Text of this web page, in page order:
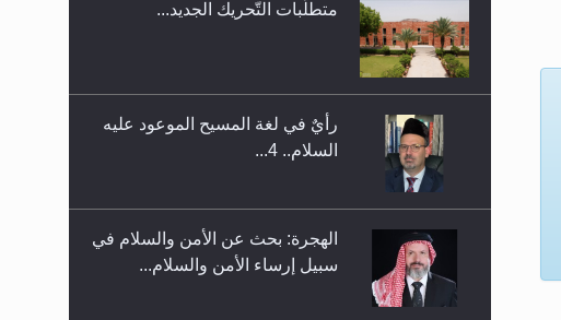
رأيٌ في لغة المسيح الموعود عليه
الهجرة: بحث عن الأمن والسلام في
سبيل إرساء الأمن والسلام...
رأيٌ في لغة المسيح الموعود عليه
السلام ..«3» نظرة في شعر